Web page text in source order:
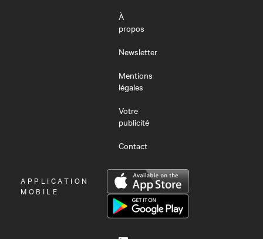
À
propos
Newsletter
Mentions
légales
Votre
publicité
Contact
OUVRIR
LE
APPLICATION
MOBILE